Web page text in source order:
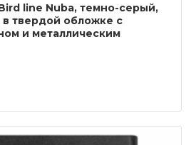
line Nuba, темно-серый,
твердой обложке с
и металлическим